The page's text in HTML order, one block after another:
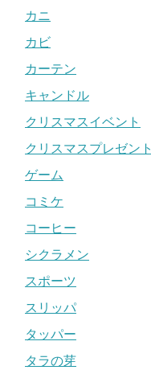
カニ
カビ
カーテン
キャンドル
クリスマスイベント
クリスマスプレゼント
ゲーム
コミケ
コーヒー
シクラメン
スポーツ
スリッパ
タッパー
タラの芽